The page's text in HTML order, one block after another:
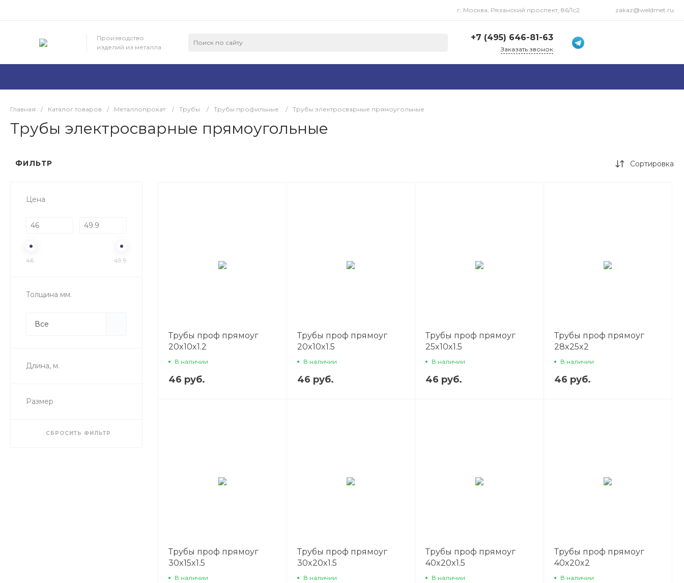
г. Москва, Рязанский проспект, 86/1с2 zakaz@weldmet.ru
Производство
изделий из металла
+7 (495) 646-81-63
проспект, 86/1с2
Заказать звонок
Главная / Каталог товаров / Металлопрокат / Трубы / Трубы профильные / Трубы электросварные прямоугольные
Трубы электросварные прямоугольные
ФИЛЬТР
Цена
46 49.9
Толщина мм.
Все
Длина, м.
Размер
СБРОСИТЬ ФИЛЬТР
Сортировка
Трубы проф прямоуг
20x10x1.2
В наличии
46 руб.
Трубы проф прямоуг
20x10x1.5
В наличии
46 руб.
Трубы проф прямоуг
25x10x1.5
В наличии
46 руб.
Трубы проф прямоуг
28x25x2
В наличии
46 руб.
Трубы проф прямоуг
30x15x1.5
В наличии
Трубы проф прямоуг
30x20x1.5
В наличии
Трубы проф прямоуг
40x20x1.5
В наличии
Трубы проф прямоуг
40x20x2
В наличии